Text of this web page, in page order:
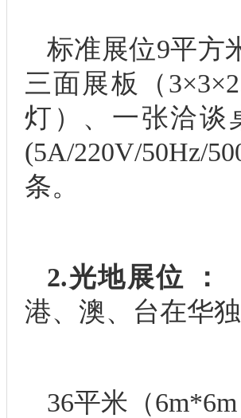
标准展位9平方
三面展板（
灯）、一张洽谈
(5A/220V/50Hz/
条。
2.光地展位 ：
港、澳、台在华
36平米（